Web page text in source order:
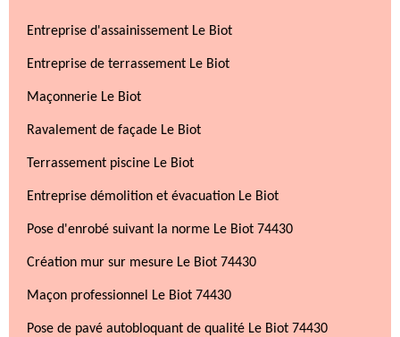
Entreprise d'assainissement Le Biot
Entreprise de terrassement Le Biot
Maçonnerie Le Biot
Ravalement de façade Le Biot
Terrassement piscine Le Biot
Entreprise démolition et évacuation Le Biot
Pose d'enrobé suivant la norme Le Biot 74430
Création mur sur mesure Le Biot 74430
Maçon professionnel Le Biot 74430
Pose de pavé autobloquant de qualité Le Biot 74430